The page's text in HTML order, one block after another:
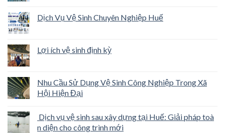
Dịch Vụ Vệ Sinh Chuyên Nghiệp Huế
Lợi ích vệ sinh định kỳ
Nhu Cầu Sử Dụng Vệ Sinh Công Nghiệp Trong Xã
Hội Hiện Đại
Dịch vụ vệ sinh sau xây dựng tại Huế: Giải pháp toà
n diện cho công trình mới